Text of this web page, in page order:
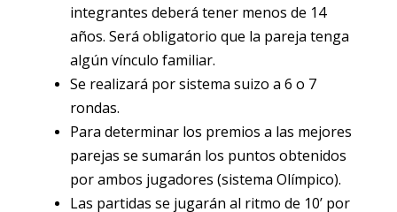
integrantes deberá tener menos de 14
años. Será obligatorio que la pareja tenga
algún vínculo familiar.
Se realizará por sistema suizo a 6 o 7
rondas.
Para determinar los premios a las mejores
parejas se sumarán los puntos obtenidos
por ambos jugadores (sistema Olímpico).
Las partidas se jugarán al ritmo de 10’ por